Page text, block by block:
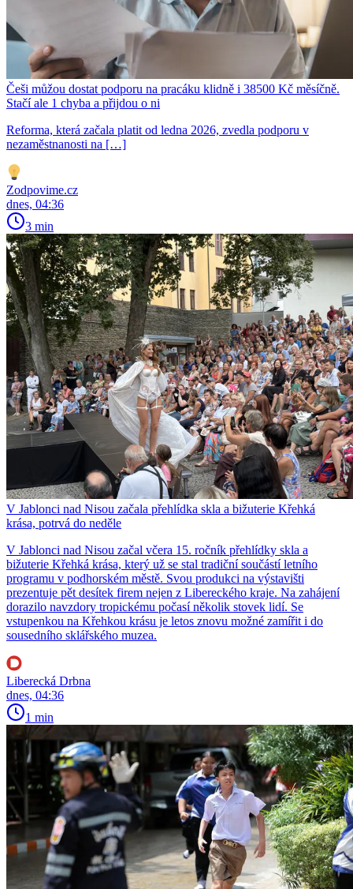
Češi můžou dostat podporu na pracáku klidně i 38500 Kč měsíčně.
Stačí ale 1 chyba a přijdou o ni
Reforma, která začala platit od ledna 2026, zvedla podporu v
nezaměstnanosti na […]
Zodpovime.cz
dnes, 04:36
3 min
V Jablonci nad Nisou začala přehlídka skla a bižuterie Křehká
krása, potrvá do neděle
V Jablonci nad Nisou začal včera 15. ročník přehlídky skla a
bižuterie Křehká krása, který už se stal tradiční součástí letního
programu v podhorském městě. Svou produkci na výstavišti
prezentuje pět desítek firem nejen z Libereckého kraje. Na zahájení
dorazilo navzdory tropickému počasí několik stovek lidí. Se
vstupenkou na Křehkou krásu je letos znovu možné zamířit i do
sousedního sklářského muzea.
Liberecká Drbna
dnes, 04:36
1 min